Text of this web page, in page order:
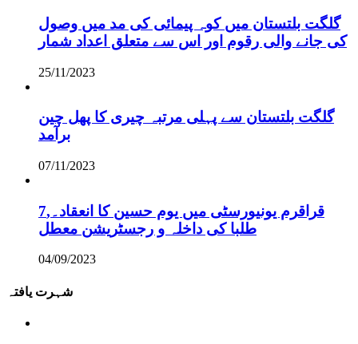
گلگت بلتستان میں کوہ پیمائی کی مد میں وصول
کی جانے والی رقوم اور اس سے متعلق اعداد شمار
25/11/2023
گلگت بلتستان سے پہلی مرتبہ چیری کا پھل چین
برآمد
07/11/2023
قراقرم یونیورسٹی میں یوم حسین کا انعقاد۔,7
طلبا کی داخلہ و رجسٹریشن معطل
04/09/2023
شہرت یافتہ